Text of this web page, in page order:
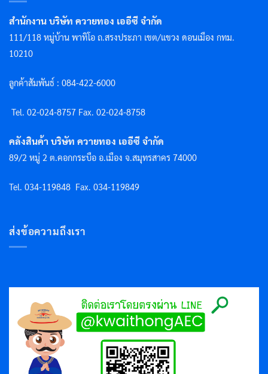
สำนักงาน บริษัท ควายทอง เออีซี จำกัด
111/118 หมู่บ้าน พาทิโอ ถ.สรงประภา เขต/แขวง ดอนเมือง กทม.
10210
ลูกค้าสัมพันธ์ : 084-422-6000
Tel. 02-024-8757 Fax. 02-024-8758
คลังสินค้า บริษัท ควายทอง เออีซี จำกัด
89/2 หมู่ 2 ต.คอกกระบือ อ.เมือง จ.สมุทรสาคร 74000
Tel. 034-119848 Fax. 034-119849
ส่งข้อความถึงเรา